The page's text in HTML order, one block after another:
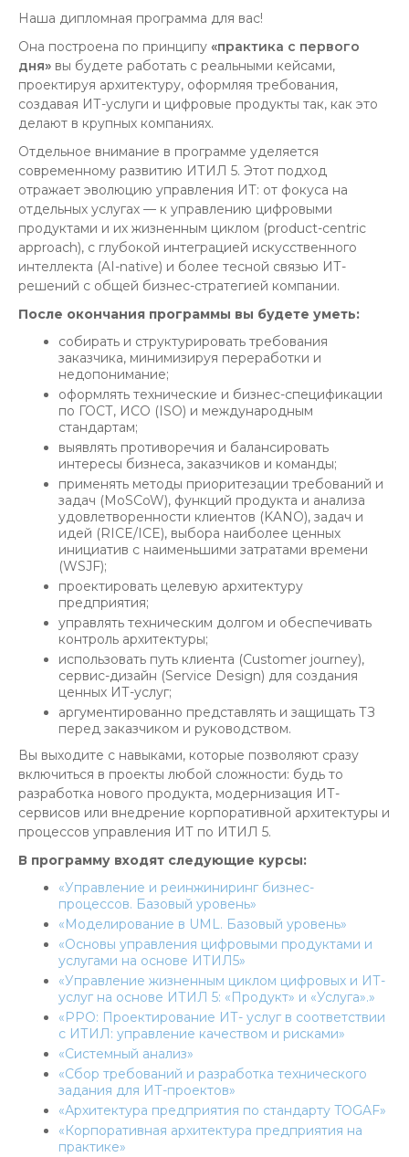
Наша дипломная программа для вас!
Она построена по принципу «практика с первого
дня» вы будете работать с реальными кейсами,
проектируя архитектуру, оформляя требования,
создавая ИТ-услуги и цифровые продукты так, как это
делают в крупных компаниях.
Отдельное внимание в программе уделяется
современному развитию ИТИЛ 5. Этот подход
отражает эволюцию управления ИТ: от фокуса на
отдельных услугах — к управлению цифровыми
продуктами и их жизненным циклом (product-centric
approach), с глубокой интеграцией искусственного
интеллекта (AI-native) и более тесной связью ИТ-
решений с общей бизнес-стратегией компании.
После окончания программы вы будете уметь:
собирать и структурировать требования
заказчика, минимизируя переработки и
недопонимание;
оформлять технические и бизнес-спецификации
по ГОСТ, ИСО (ISO) и международным
стандартам;
выявлять противоречия и балансировать
интересы бизнеса, заказчиков и команды;
применять методы приоритезации требований и
задач (MoSCoW), функций продукта и анализа
удовлетворенности клиентов (KANO), задач и
идей (RICE/ICE), выбора наиболее ценных
инициатив с наименьшими затратами времени
(WSJF);
проектировать целевую архитектуру
предприятия;
управлять техническим долгом и обеспечивать
контроль архитектуры;
использовать путь клиента (Customer journey),
сервис-дизайн (Service Design) для создания
ценных ИТ-услуг;
аргументированно представлять и защищать ТЗ
перед заказчиком и руководством.
Вы выходите с навыками, которые позволяют сразу
включиться в проекты любой сложности: будь то
разработка нового продукта, модернизация ИТ-
сервисов или внедрение корпоративной архитектуры и
процессов управления ИТ по ИТИЛ 5.
В программу входят следующие курсы:
«Управление и реинжиниринг бизнес-
процессов. Базовый уровень»
«Моделирование в UML. Базовый уровень»
«Основы управления цифровыми продуктами и
услугами на основе ИТИЛ5»
«Управление жизненным циклом цифровых и ИТ-
услуг на основе ИТИЛ 5: «Продукт» и «Услуга».»
«PPO: Проектирование ИТ- услуг в соответствии
с ИТИЛ: управление качеством и рисками»
«Системный анализ»
«Сбор требований и разработка технического
задания для ИТ-проектов»
«Архитектура предприятия по стандарту TOGAF»
«Корпоративная архитектура предприятия на
практике»